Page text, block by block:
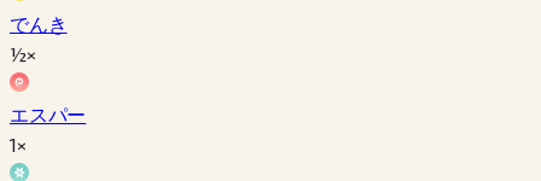
でんき
½×
エスパー
1×